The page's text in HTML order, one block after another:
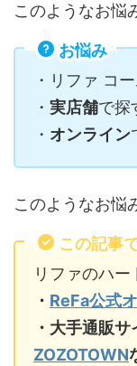
このようなお悩
お悩み
・リファ コ
・ 実店舗で探
・ オンライン
このようなお悩
この記事
リファのハー
・ ReFa公式
・大手通販サ
ZOZOTOWN